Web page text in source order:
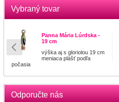
Vybraný tovar
Panna Mária Lúrdska -
19 cm
výška aj s gloriolou 19 cm
meniaca plášť podľa
počasia
Odporučte nás